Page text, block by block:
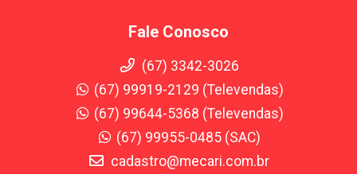
Fale Conosco
(67) 3342-3026
(67) 99919-2129 (Televendas)
(67) 99644-5368 (Televendas)
(67) 99955-0485 (SAC)
cadastro@mecari.com.br